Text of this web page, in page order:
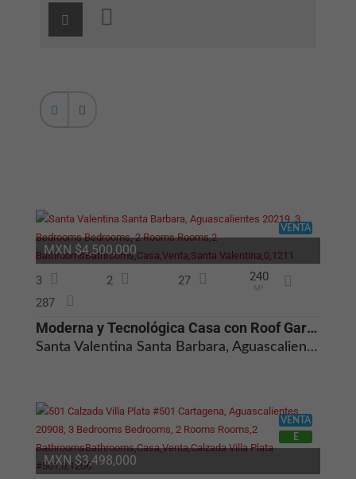
VENTA
Moderna y Tecnológica Casa con Roof Garden en Santa Bárbara Aguascalie
Santa Valentina Santa Barbara, Aguascalientes 20219
3 2 27 240
M²
287
MXN $4,500,000
VENTA
E
MXN $3,498,000